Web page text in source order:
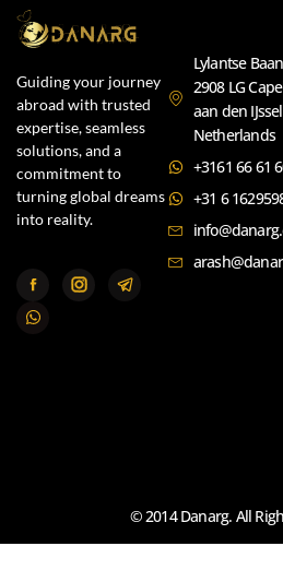
Guiding your journey
abroad with trusted
expertise, seamless
solutions, and a
commitment to
turning global dreams
into reality.
Lylantse
2908 LG
aan den
Netherlands
+3161 66 61
+31 6
© 2014 Danarg. All